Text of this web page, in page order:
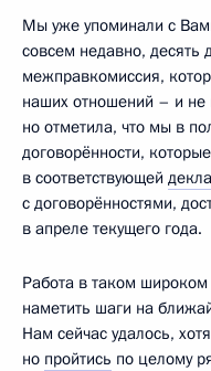
Мы уже упоминали с
совсем недавно, десять
межправкомиссия,
наших отношений – и не
но отметила, что мы в
договорённости,
в соответствующей
с договорённостями,
в апреле текущего года.
Работа в таком
наметить шаги на
Нам сейчас удалось,
но пройтись по целому